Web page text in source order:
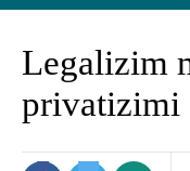
Legalizim
privatizimi